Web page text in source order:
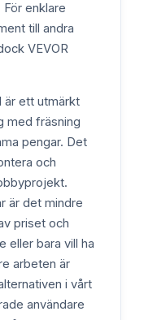
enklare
till andra
VEVOR
är ett utmärkt
med fräsning
pengar. Det
och
är det mindre
priset och
eller bara vill ha
arbeten är
i vårt
användare